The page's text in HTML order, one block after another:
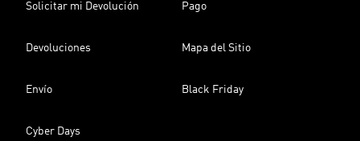
Solicitar mi Devolución Pago
Devoluciones Mapa del Sitio
Envío Black Friday
Cyber Days